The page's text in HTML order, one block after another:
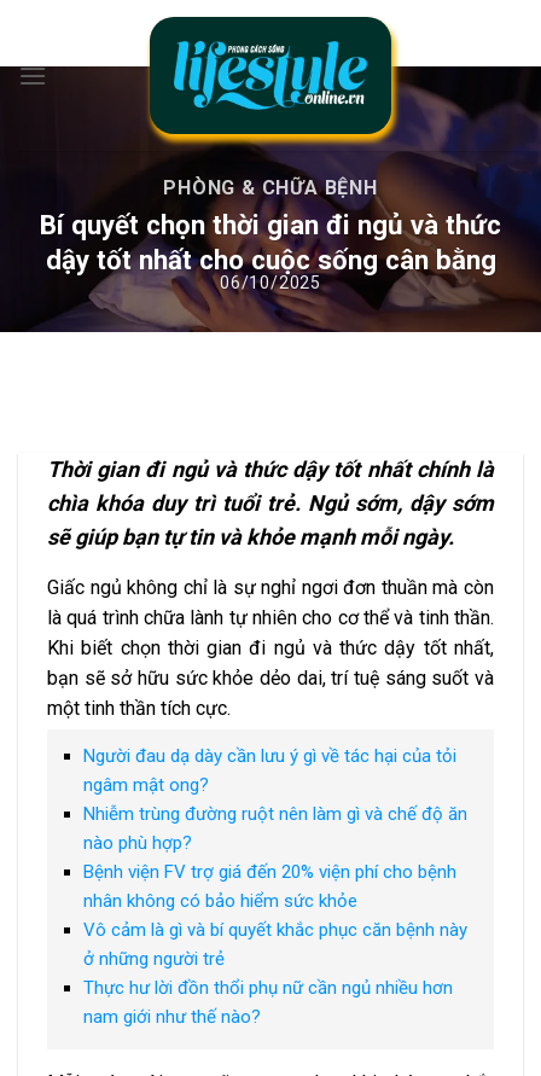
nội
PHÒNG & CHỮA BỆNH
Bí quyết chọn thời gian đi ngủ và thức
dậy tốt nhất cho cuộc sống cân bằng
Thời gian đi ngủ và thức dậy tốt nhất chính là
chìa khóa duy trì tuổi trẻ. Ngủ sớm, dậy sớm
sẽ giúp bạn tự tin và khỏe mạnh mỗi ngày.
Giấc ngủ không chỉ là sự nghỉ ngơi đơn thuần mà còn
là quá trình chữa lành tự nhiên cho cơ thể và tinh thần.
Khi biết chọn thời gian đi ngủ và thức dậy tốt nhất,
bạn sẽ sở hữu sức khỏe dẻo dai, trí tuệ sáng suốt và
một tinh thần tích cực.
Người đau dạ dày cần lưu ý gì về tác hại của tỏi
ngâm mật ong?
Nhiễm trùng đường ruột nên làm gì và chế độ ăn
nào phù hợp?
Bệnh viện FV trợ giá đến 20% viện phí cho bệnh
nhân không có bảo hiểm sức khỏe
Vô cảm là gì và bí quyết khắc phục căn bệnh này
ở những người trẻ
Thực hư lời đồn thổi phụ nữ cần ngủ nhiều hơn
nam giới như thế nào?